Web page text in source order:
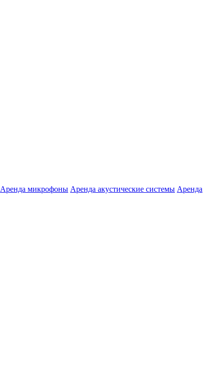
Аренда микрофоны Аренда акустические системы Аренда